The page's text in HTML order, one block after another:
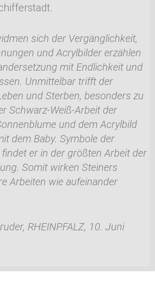
sich der Vergänglichkeit,
und Acrylbilder erzählen
mit Endlichkeit und
Unmittelbar trifft der
und Sterben, besonders zu
Schwarz-Weiß-Arbeit der
und dem Acrylbild
dem Baby. Symbole der
er in der größten Arbeit der
Somit wirken Steiners
Arbeiten wie aufeinander
RHEINPFALZ, 10. Juni